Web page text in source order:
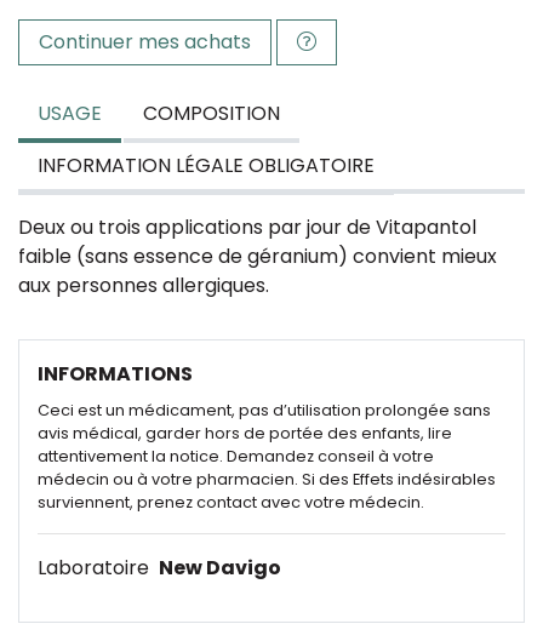
Continuer mes achats
USAGE
COMPOSITION
INFORMATION LÉGALE OBLIGATOIRE
Deux ou trois applications par jour de Vitapantol
faible (sans essence de géranium) convient mieux
aux personnes allergiques.
INFORMATIONS
Ceci est un médicament, pas d’utilisation prolongée sans
avis médical, garder hors de portée des enfants, lire
attentivement la notice. Demandez conseil à votre
médecin ou à votre pharmacien. Si des Effets indésirables
surviennent, prenez contact avec votre médecin.
Laboratoire New Davigo